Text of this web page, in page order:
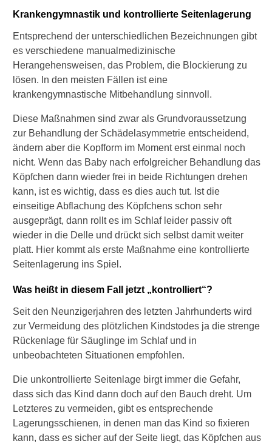
Krankengymnastik und kontrollierte Seitenlagerung
Entsprechend der unterschiedlichen Bezeichnungen gibt
es verschiedene manualmedizinische
Herangehensweisen, das Problem, die Blockierung zu
lösen. In den meisten Fällen ist eine
krankengymnastische Mitbehandlung sinnvoll.
Diese Maßnahmen sind zwar als Grundvoraussetzung
zur Behandlung der Schädelasymmetrie entscheidend,
ändern aber die Kopfform im Moment erst einmal noch
nicht. Wenn das Baby nach erfolgreicher Behandlung das
Köpfchen dann wieder frei in beide Richtungen drehen
kann, ist es wichtig, dass es dies auch tut. Ist die
einseitige Abflachung des Köpfchens schon sehr
ausgeprägt, dann rollt es im Schlaf leider passiv oft
wieder in die Delle und drückt sich selbst damit weiter
platt. Hier kommt als erste Maßnahme eine kontrollierte
Seitenlagerung ins Spiel.
Was heißt in diesem Fall jetzt „kontrolliert“?
Seit den Neunzigerjahren des letzten Jahrhunderts wird
zur Vermeidung des plötzlichen Kindstodes ja die strenge
Rückenlage für Säuglinge im Schlaf und in
unbeobachteten Situationen empfohlen.
Die unkontrollierte Seitenlage birgt immer die Gefahr,
dass sich das Kind dann doch auf den Bauch dreht. Um
Letzteres zu vermeiden, gibt es entsprechende
Lagerungsschienen, in denen man das Kind so fixieren
kann, dass es sicher auf der Seite liegt, das Köpfchen aus
l
b
e
h
a
n
e
l
t
?
W
a
s
i
s
t
e
i
n
s
s
n
g
s